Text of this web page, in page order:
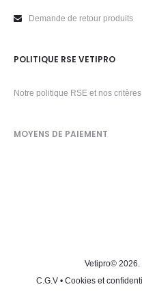
Demande de retour produits
POLITIQUE RSE VETIPRO
Notre politique RSE et nos
MOYENS DE PAIEMENT
Vetipro© 2026.
C.G.V • Cookies et